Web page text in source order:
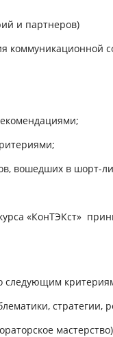
и партнеров)
коммуникационной
вошедших в шорт-
«КонТЭКст»
следующим
стратегии,